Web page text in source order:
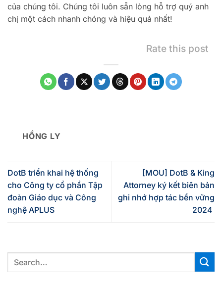
của chúng tôi. Chúng tôi luôn sẵn lòng hỗ trợ quý anh
chị một cách nhanh chóng và hiệu quả nhất!
Rate this post
HỒNG LY
DotB triển khai hệ thống
cho Công ty cổ phần Tập
đoàn Giáo dục và Công
nghệ APLUS
[MOU] DotB & King
Attorney ký kết biên bản
ghi nhớ hợp tác bền vững
2024